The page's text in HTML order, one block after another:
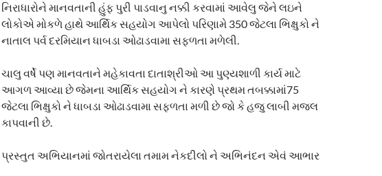
નિરાધારોને માનવતાની હુંફ પુરી પાડવાનુ નક્કી કરવામાં આવેલુ જેને લઇને
લોકોએ મોકળે હાથે આર્થિક સહયોગ આપેલો પરિણામે 350 જેટલા ભિક્ષુકો ને
નાતાલ પર્વ દરમિયાન ધાબડા ઓઢાડવામા સફળતા મળેલી.
ચાલુ વર્ષે પણ માનવતાને મહેકાવતા દાતાશ્રીઓ આ પુણ્યશાળી કાર્ય માટે
આગળ આવ્યા છે જેમના આર્થિક સહયોગ ને કારણે પ્રથમ તબક્કામાં75
જેટલા ભિક્ષુકો ને ધાબડા ઓઢાડવામા સફળતા મળી છે જો કે હજુ લાબી મજલ
કાપવાની છે.
પ્રસ્તુત અભિયાનમાં જોતરાયેલા તમામ નેકદીલો ને અભિનંદન એવં આભાર